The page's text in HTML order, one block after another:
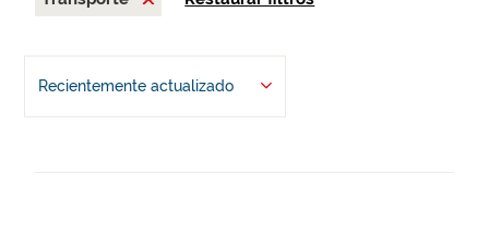
Recientemente actualizado